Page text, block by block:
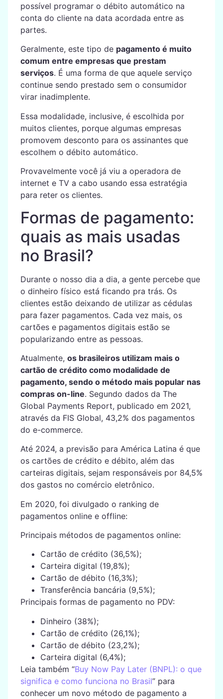
possível programar o débito automático na
conta do cliente na data acordada entre as
partes.
Geralmente, este tipo de pagamento é muito
comum entre empresas que prestam
serviços. É uma forma de que aquele serviço
continue sendo prestado sem o consumidor
virar inadimplente.
Essa modalidade, inclusive, é escolhida por
muitos clientes, porque algumas empresas
promovem desconto para os assinantes que
escolhem o débito automático.
Provavelmente você já viu a operadora de
internet e TV a cabo usando essa estratégia
para reter os clientes.
Formas de pagamento:
quais as mais usadas
no Brasil?
Durante o nosso dia a dia, a gente percebe que
o dinheiro físico está ficando pra trás. Os
clientes estão deixando de utilizar as cédulas
para fazer pagamentos. Cada vez mais, os
cartões e pagamentos digitais estão se
popularizando entre as pessoas.
Atualmente, os brasileiros utilizam mais o
cartão de crédito como modalidade de
pagamento, sendo o método mais popular nas
compras on-line. Segundo dados da The
Global Payments Report, publicado em 2021,
através da FIS Global, 43,2% dos pagamentos
do e-commerce.
Até 2024, a previsão para América Latina é que
os cartões de crédito e débito, além das
carteiras digitais, sejam responsáveis por 84,5%
dos gastos no comércio eletrônico.
Em 2020, foi divulgado o ranking de
pagamentos online e offline:
Principais métodos de pagamentos online:
Cartão de crédito (36,5%);
Carteira digital (19,8%);
Cartão de débito (16,3%);
Transferência bancária (9,5%);
Principais formas de pagamento no PDV:
Dinheiro (38%);
Cartão de crédito (26,1%);
Cartão de débito (23,2%);
Carteira digital (6,4%);
Leia também “Buy Now Pay Later (BNPL): o que
significa e como funciona no Brasil” para
conhecer um novo método de pagamento a